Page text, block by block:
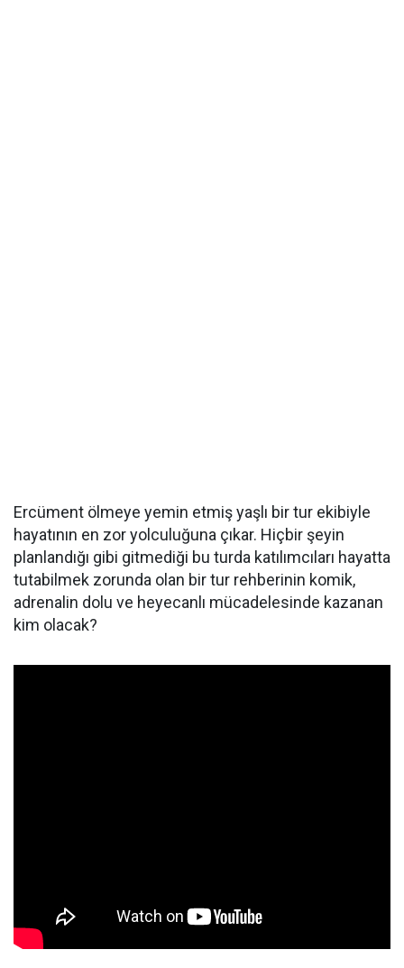
Ercüment ölmeye yemin etmiş yaşlı bir tur ekibiyle
hayatının en zor yolculuğuna çıkar. Hiçbir şeyin
planlandığı gibi gitmediği bu turda katılımcıları hayatta
tutabilmek zorunda olan bir tur rehberinin komik,
adrenalin dolu ve heyecanlı mücadelesinde kazanan
kim olacak?